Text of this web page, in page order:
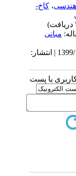
کاخ-
1399/11/20 | انتشار:
پست